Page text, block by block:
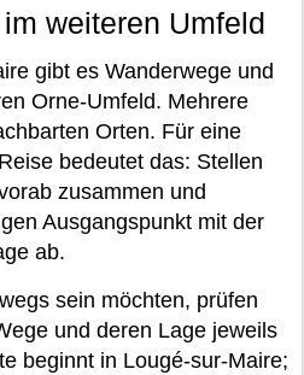
weiteren Umfeld
gibt es Wanderwege und
Orne-Umfeld. Mehrere
Orten. Für eine
bedeutet das: Stellen
zusammen und
Ausgangspunkt mit der
ab.
sein möchten, prüfen
und deren Lage jeweils
beginnt in Lougé-sur-Maire;